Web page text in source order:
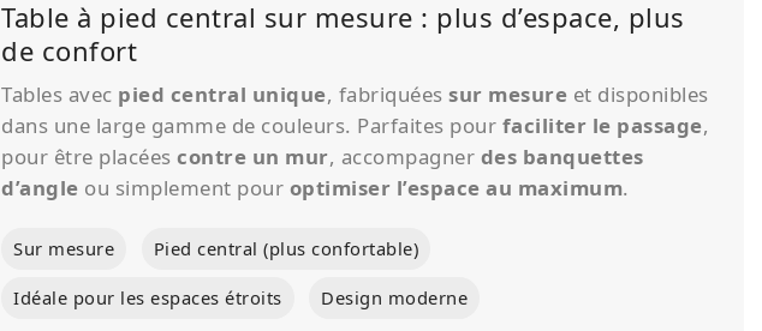
Table à pied central sur mesure : plus d’espace, plus
de confort
Tables avec pied central unique, fabriquées sur mesure et disponibles
dans une large gamme de couleurs. Parfaites pour faciliter le passage,
pour être placées contre un mur, accompagner des banquettes
d’angle ou simplement pour optimiser l’espace au maximum.
Sur mesure Pied central (plus confortable)
Idéale pour les espaces étroits Design moderne